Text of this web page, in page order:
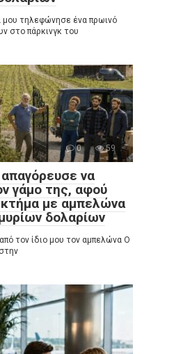
μου τηλεφώνησε ένα πρωινό
στο πάρκινγκ του
0 59
να
γάμο της, αφού
με αμπελώνα
δολαρίων
τον ίδιο μου τον αμπελώνα Ο